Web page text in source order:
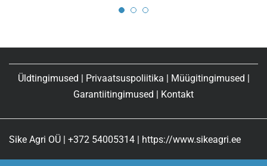
Üldtingimused Privaatsuspoliitika Müügitingimused
Garantiitingimused
Kontakt
Sike Agri OÜ | +372 54005314 | https://www.sikeagri.ee